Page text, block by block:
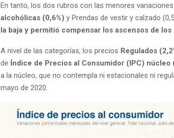
En tanto, los dos rubros con las menores
alcohólicas (0,6%) y Prendas de vestir y calzado
la baja y permitió compensar los ascensos de
A nivel de las categorías, los precios Regulados
de Índice de Precios al Consumidor (IPC) núcleo
a la núcleo, que no contempla ni estacionales ni
mayo de 2020.